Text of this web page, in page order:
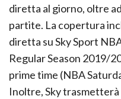
diretta al giorno, oltre
partite. La copertura
diretta su Sky Sport
Regular Season 2019/
prime time (NBA
Inoltre, Sky trasmetterà